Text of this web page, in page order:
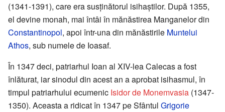
(1341-1391), care era susținătorul isihaștilor. După 1355,
el devine monah, mai întâi în mănăstirea Manganelor din
Constantinopol, apoi într-una din mănăstirile Muntelui
Athos, sub numele de Ioasaf.
În 1347 deci, patriarhul Ioan al XIV-lea Calecas a fost
înlăturat, iar sinodul din acest an a aprobat isihasmul, în
timpul patriarhului ecumenic Isidor de Monemvasia (1347-
1350). Aceasta a ridicat în 1347 pe Sfântul Grigorie